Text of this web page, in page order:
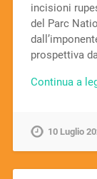
incisioni
del Parc
prospettiva
Continua a
10 Luglio